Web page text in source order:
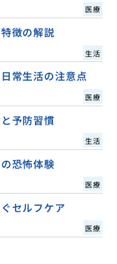
医療
徴の解説
生活
常生活の注意点
医療
予防習慣
生活
恐怖体験
医療
セルフケア
医療